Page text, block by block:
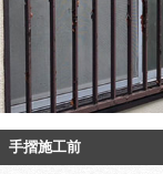
手摺施工前